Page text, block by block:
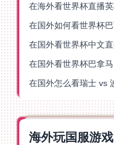
海外玩国服游戏